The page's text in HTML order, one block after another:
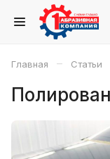
Главная – Статьи